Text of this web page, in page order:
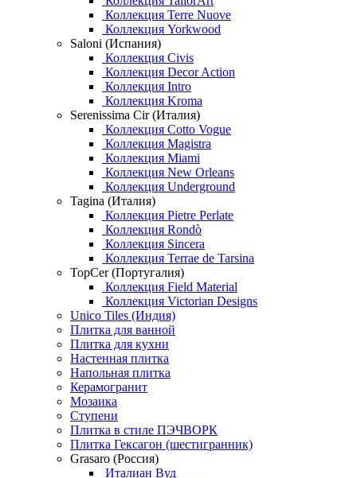
Коллекция Terre Nuove
Коллекция Yorkwood
Saloni (Испания)
Коллекция Civis
Коллекция Decor Action
Коллекция Intro
Коллекция Kroma
Serenissima Cir (Италия)
Коллекция Cotto Vogue
Коллекция Magistra
Коллекция Miami
Коллекция New Orleans
Коллекция Underground
Tagina (Италия)
Коллекция Pietre Perlate
Коллекция Rondò
Коллекция Sincera
Коллекция Terrae de Tarsina
TopCer (Португалия)
Коллекция Field Material
Коллекция Victorian Designs
Unico Tiles (Индия)
Плитка для ванной
Плитка для кухни
Настенная плитка
Напольная плитка
Керамогранит
Мозаика
Ступени
Плитка в стиле ПЭЧВОРК
Плитка Гексагон (шестигранник)
Grasaro (Россия)
Италиан Вуд